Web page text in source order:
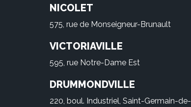
NICOLET
575, rue de Monseigneur-Brunault
VICTORIAVILLE
595, rue Notre-Dame Est
DRUMMONDVILLE
220, boul. Industriel, Saint-Germain-de-